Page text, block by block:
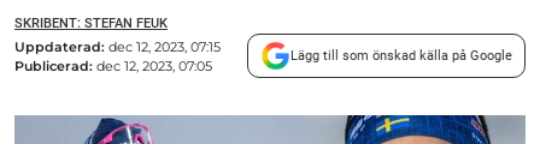
SKRIBENT: STEFAN FEUK
Uppdaterad: dec 12, 2023, 07:15
Publicerad: dec 12, 2023, 07:05
Lägg till som önskad källa på Google